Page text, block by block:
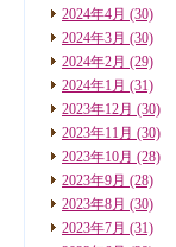
2024年4月 (30)
2024年3月 (30)
2024年2月 (29)
2024年1月 (31)
2023年12月 (30)
2023年11月 (30)
2023年10月 (28)
2023年9月 (28)
2023年8月 (30)
2023年7月 (31)